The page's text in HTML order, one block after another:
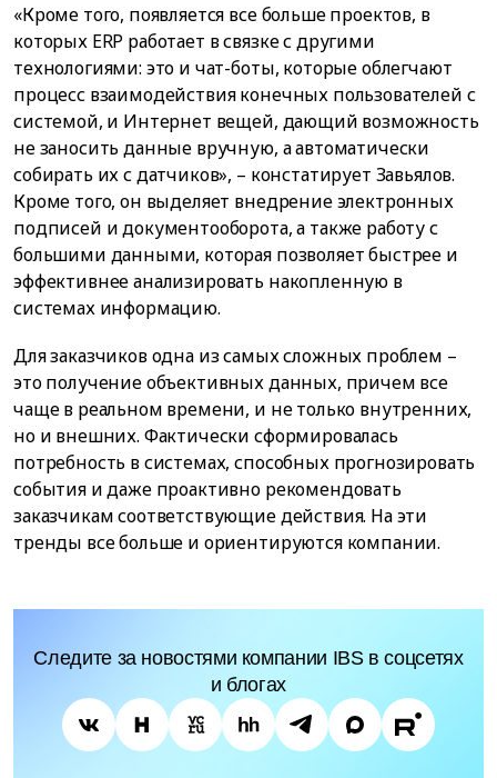
«Кроме того, появляется все больше проектов, в
которых ERP работает в связке с другими
технологиями: это и чат-боты, которые облегчают
процесс взаимодействия конечных пользователей с
системой, и Интернет вещей, дающий возможность
не заносить данные вручную, а автоматически
собирать их с датчиков», – констатирует Завьялов.
Кроме того, он выделяет внедрение электронных
подписей и документооборота, а также работу с
большими данными, которая позволяет быстрее и
эффективнее анализировать накопленную в
системах информацию.
Для заказчиков одна из самых сложных проблем –
это получение объективных данных, причем все
чаще в реальном времени, и не только внутренних,
но и внешних. Фактически сформировалась
потребность в системах, способных прогнозировать
события и даже проактивно рекомендовать
заказчикам соответствующие действия. На эти
тренды все больше и ориентируются компании.
Следите за новостями компании IBS в соцсетях
и блогах